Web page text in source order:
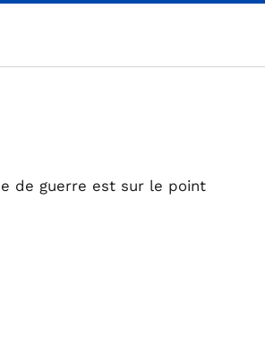
de guerre est sur le point